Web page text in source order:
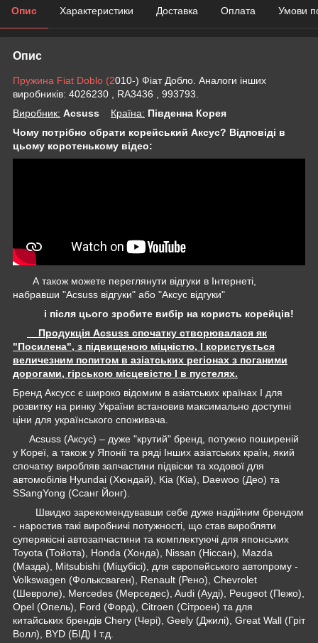
Опис Характеристики Доставка Оплата Умови
Опис
Пружина Fiat Doblo (2010-) Фіат Добло. Аналоги інших
виробників: 4026230 , RA3436 , 993793.
Виробник: Acsuss Крaїна: Південна Корея
Чому потрібно обрати корейський Аксус? Відповіді в
цьому коротенькому відео:
А також можете переглянути відгуки в Інтернеті,
набравши "Acsuss відгуки" або "Аксус відгуки"
і після цього зробите вибір на користь корейців!
Продукція Acsuss спочатку створювалася як
"Посилена", з підвищеною міцністю, І користується
величезним попитом в азіатських регіонах з поганими
дорогами, гірською місцевістю І в пустелях.
Бренд Аксусс є широко відомим в азіатських країнах І для
розвитку на ринку України встановив максимально доступні
ціни для українського споживача.
Acsuss (Аксус) – дуже "крутий" бренд, потужно поширеній
у Кореї, а також у Японії та ряді Інших азіатських країн, який
спочатку виробляв запчастини підвіски та ходової для
автомобілів Hyundai (Хюндай), Kia (Кіа), Daewoo (Део) та
SSangYong (Ссанг Йонг).
Швидко зарекомендувавши себе дуже надійним брендом
- наростив такі виробничі потужності, що став виробляти
суперякісні автозапчастини та комплектуючі для японських
Toyota (Тойота), Honda (Хонда), Nissan (Ніссан), Mazda
(Мазда), Mitsubishi (Міцубісі), для європейського автопрому -
Volkswagen (Фольксваген), Renault (Рено), Chevrolet
(Шевроле), Mercedes (Мерседес), Audi (Ауді), Peugeot (Пежо),
Opel (Опель), Ford (Форд), Citroen (Сітроен) та для
китайських брендів Chery (Чері), Geely (Джилі), Great Wall (Гріт
Волл), BYD (БІД) І т.д.